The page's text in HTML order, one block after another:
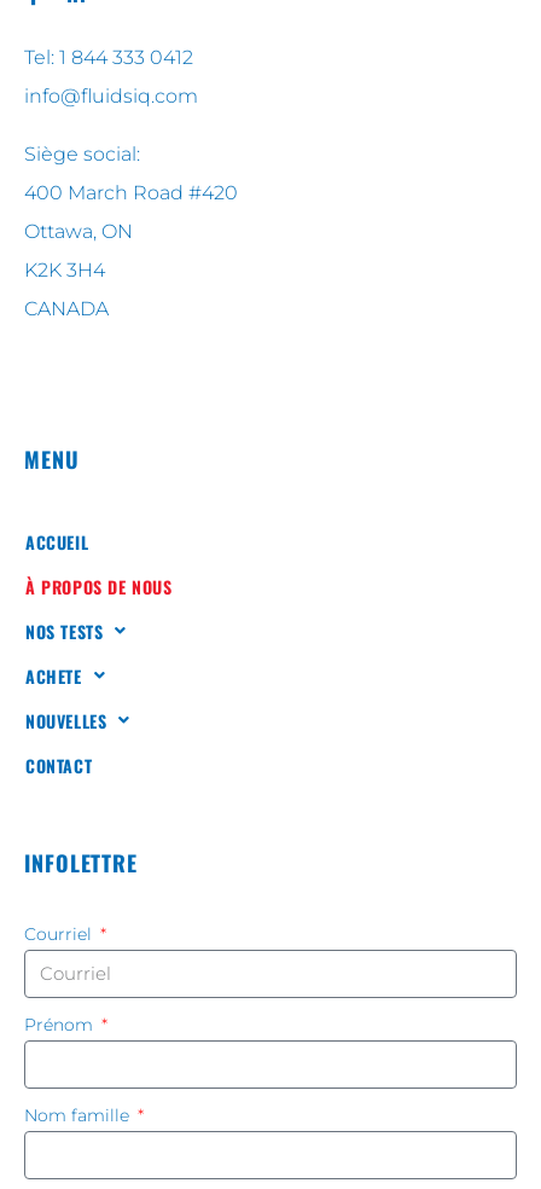
Tel: 1 844 333 0412
info@fluidsiq.com
Siège social:
400 March Road #420
Ottawa, ON
K2K 3H4
CANADA
MENU
ACCUEIL
À PROPOS DE NOUS
NOS TESTS
ACHETE
NOUVELLES
CONTACT
INFOLETTRE
Courriel
Prénom
Nom famille